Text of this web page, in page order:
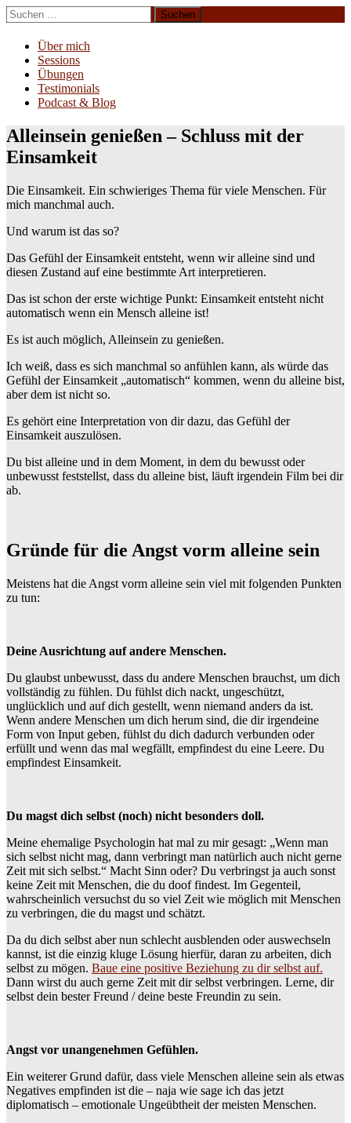
Zum
Inhalt
springen
Suchen
nach:
Über mich
Sessions
Übungen
Testimonials
Podcast & Blog
Alleinsein genießen – Schluss mit der
Einsamkeit
Die Einsamkeit. Ein schwieriges Thema für viele Menschen. Für
mich manchmal auch.
Und warum ist das so?
Das Gefühl der Einsamkeit entsteht, wenn wir alleine sind und
diesen Zustand auf eine bestimmte Art interpretieren.
Das ist schon der erste wichtige Punkt: Einsamkeit entsteht nicht
automatisch wenn ein Mensch alleine ist!
Es ist auch möglich, Alleinsein zu genießen.
Ich weiß, dass es sich manchmal so anfühlen kann, als würde das
Gefühl der Einsamkeit „automatisch“ kommen, wenn du alleine bist,
aber dem ist nicht so.
Es gehört eine Interpretation von dir dazu, das Gefühl der
Einsamkeit auszulösen.
Du bist alleine und in dem Moment, in dem du bewusst oder
unbewusst feststellst, dass du alleine bist, läuft irgendein Film bei dir
ab.
Gründe für die Angst vorm alleine sein
Meistens hat die Angst vorm alleine sein viel mit folgenden Punkten
zu tun:
Deine Ausrichtung auf andere Menschen.
Du glaubst unbewusst, dass du andere Menschen brauchst, um dich
vollständig zu fühlen. Du fühlst dich nackt, ungeschützt,
unglücklich und auf dich gestellt, wenn niemand anders da ist.
Wenn andere Menschen um dich herum sind, die dir irgendeine
Form von Input geben, fühlst du dich dadurch verbunden oder
erfüllt und wenn das mal wegfällt, empfindest du eine Leere. Du
empfindest Einsamkeit.
Du magst dich selbst (noch) nicht besonders doll.
Meine ehemalige Psychologin hat mal zu mir gesagt: „Wenn man
sich selbst nicht mag, dann verbringt man natürlich auch nicht gerne
Zeit mit sich selbst.“ Macht Sinn oder? Du verbringst ja auch sonst
keine Zeit mit Menschen, die du doof findest. Im Gegenteil,
wahrscheinlich versuchst du so viel Zeit wie möglich mit Menschen
zu verbringen, die du magst und schätzt.
Da du dich selbst aber nun schlecht ausblenden oder auswechseln
kannst, ist die einzig kluge Lösung hierfür, daran zu arbeiten, dich
selbst zu mögen. Baue eine positive Beziehung zu dir selbst auf.
Dann wirst du auch gerne Zeit mit dir selbst verbringen. Lerne, dir
selbst dein bester Freund / deine beste Freundin zu sein.
Angst vor unangenehmen Gefühlen.
Ein weiterer Grund dafür, dass viele Menschen alleine sein als etwas
Negatives empfinden ist die – naja wie sage ich das jetzt
diplomatisch – emotionale Ungeübtheit der meisten Menschen.